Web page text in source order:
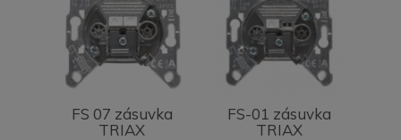
FS 07 zásuvka
TRIAX
FS-01 zásuvka
TRIAX